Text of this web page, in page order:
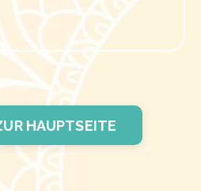
HAUPTSEITE